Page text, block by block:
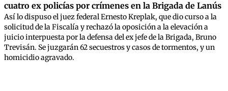
cuatro ex policías por crímenes en la Brigada de Lanús
Así lo dispuso el juez federal Ernesto Kreplak, que dio curso a la
solicitud de la Fiscalía y rechazó la oposición a la elevación a
juicio interpuesta por la defensa del ex jefe de la Brigada, Bruno
Trevisán. Se juzgarán 62 secuestros y casos de tormentos, y un
homicidio agravado.